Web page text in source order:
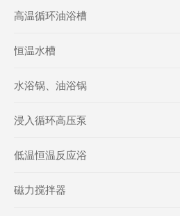
高温循环油浴槽
恒温水槽
水浴锅、油浴锅
浸入循环高压泵
低温恒温反应浴
磁力搅拌器